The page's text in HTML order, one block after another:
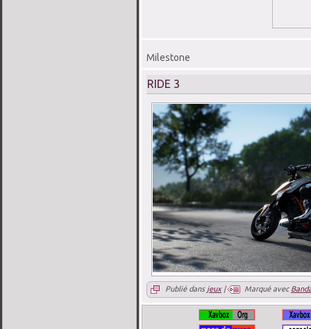
Milestone
RIDE 3
Publié dans jeux| Marqué avec